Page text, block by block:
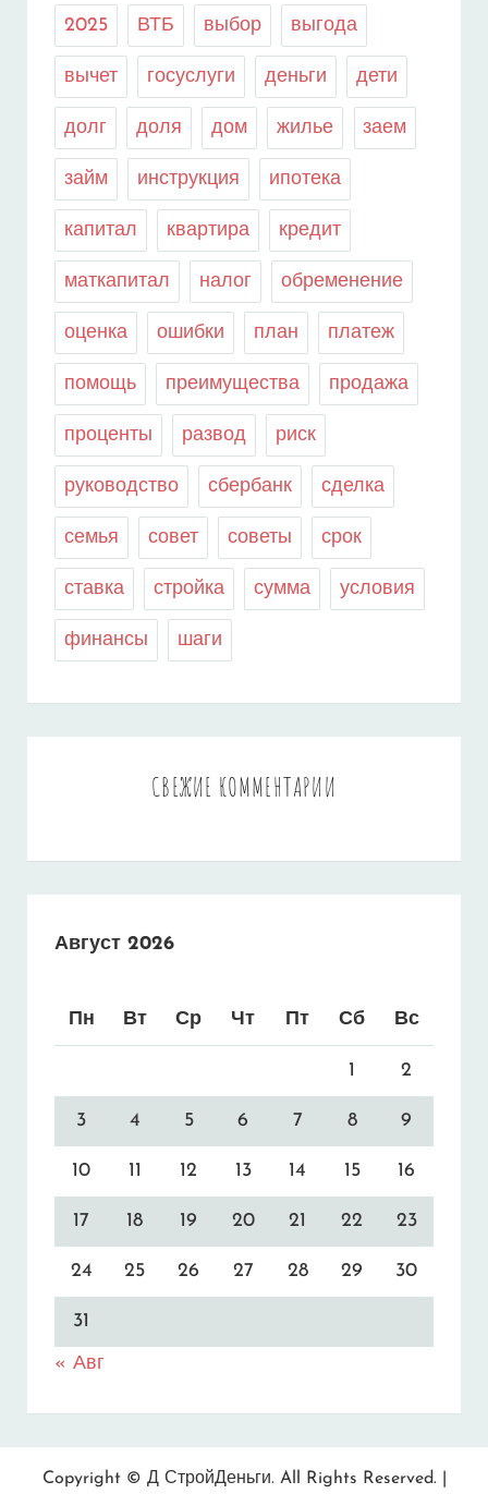
2025 ВТБ выбор выгода
вычет госуслуги деньги дети
долг доля дом жилье заем
займ инструкция ипотека
капитал квартира кредит
маткапитал налог обременение
оценка ошибки план платеж
помощь преимущества продажа
проценты развод риск
руководство сбербанк сделка
семья совет советы срок
ставка стройка сумма условия
финансы шаги
СВЕЖИЕ КОММЕНТАРИИ
Август 2026
Пн Вт Ср Чт Пт Сб Вс
1 2
3 4 5 6 7 8 9
10 11 12 13 14 15 16
17 18 19 20 21 22 23
24 25 26 27 28 29 30
31
« Авг
Copyright © Д СтройДеньги. All Rights Reserved. |